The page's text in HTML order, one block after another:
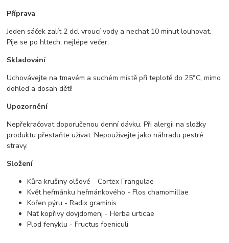
Příprava
Jeden sáček zalít 2 dcl vroucí vody a nechat 10 minut louhovat.
Pije se po hltech, nejlépe večer.
Skladování
Uchovávejte na tmavém a suchém místě při teplotě do 25°C, mimo
dohled a dosah dětí!
Upozornění
Nepřekračovat doporučenou denní dávku. Při alergii na složky
produktu přestaňte užívat. Nepoužívejte jako náhradu pestré
stravy.
Složení
Kůra krušiny olšové - Cortex Frangulae
Květ heřmánku heřmánkového - Flos chamomillae
Kořen pýru - Radix graminis
Nať kopřivy dovjdomenj - Herba urticae
Plod fenyklu - Fructus foeniculi